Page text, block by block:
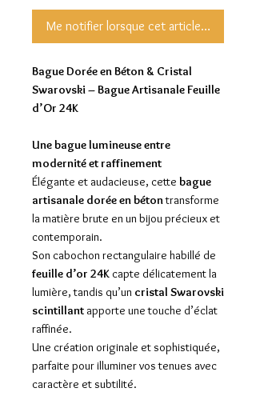
Me notifier lorsque cet article est
Bague Dorée en Béton & Cristal
Swarovski – Bague Artisanale Feuille
d’Or 24K
Une bague lumineuse entre
modernité et raffinement
Élégante et audacieuse, cette bague
artisanale dorée en bétontransforme
la matière brute en un bijou précieux et
contemporain.
Son cabochon rectangulaire habillé de
feuille d’or 24K capte délicatement la
lumière, tandis qu’un cristal Swarovski
scintillant apporte une touche d’éclat
raffinée.
Une création originale et sophistiquée,
parfaite pour illuminer vos tenues avec
caractère et subtilité.